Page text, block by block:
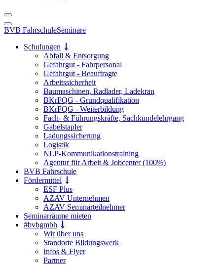
BVB FahrschuleSeminare
Schulungen
Abfall & Entsorgung
Gefahrgut - Fahrpersonal
Gefahrgut - Beauftragte
Arbeitssicherheit
Baumaschinen, Radlader, Ladekran
BKrFQG - Grundqualifikation
BKrFQG - Weiterbildung
Fach- & Führungskräfte, Sachkundelehrgang
Gabelstapler
Ladungssicherung
Logistik
NLP-Kommunikationstraining
Agentur für Arbeit & Jobcenter (100%)
BVB Fahrschule
Fördermittel
ESF Plus
AZAV Unternehmen
AZAV Seminarteilnehmer
Seminarräume mieten
#bvbgmbh
Wir über uns
Standorte Bildungswerk
Infos & Flyer
Partner